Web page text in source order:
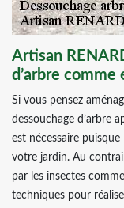
Artisan
d’arbre
Si vous pensez
dessouchage d’arbre
est nécessaire
votre jardin. Au
par les insectes
techniques pour